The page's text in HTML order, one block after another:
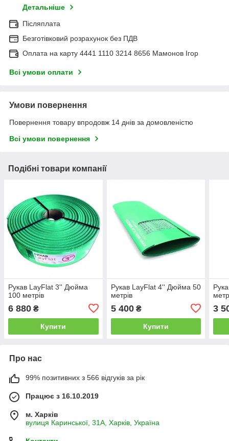
Детальніше
Післяплата
Безготівковий розрахунок без ПДВ
Оплата на карту 4441 1110 3214 8656 Мамонов Ігор
Всі умови оплати
Умови повернення
Повернення товару впродовж 14 днів за домовленістю
Всі умови повернення
Подібні товари компанії
Рукав LayFlat 3'' Дюйма
100 метрів
6 880 ₴
Купити
Рукав LayFlat 4'' Дюйма 50
метрів
5 400₴
Купити
3
Про нас
99% позитивних з 566 відгуків за рік
Працює з 16.10.2019
м. Харків
вулиця Каринської, 31А, Харків, Україна